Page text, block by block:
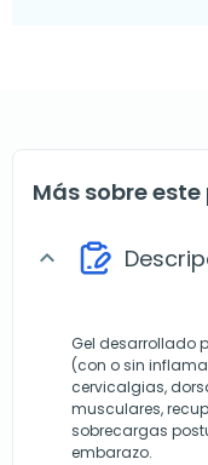
Más sobre
expand_more
Gel desarrollado
(con o sin
cervicalgias,
musculares,
sobrecargas
embarazo.